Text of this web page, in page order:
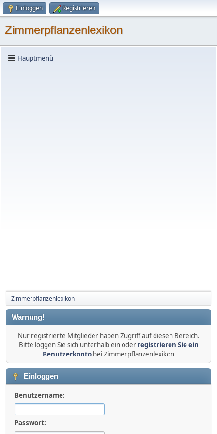
Einloggen Registrieren
Zimmerpflanzenlexikon
Hauptmenü
Zimmerpflanzenlexikon
Warnung!
Nur registrierte Mitglieder haben Zugriff auf diesen Bereich.
Bitte loggen Sie sich unterhalb ein oder registrieren Sie ein
Benutzerkonto bei Zimmerpflanzenlexikon
Einloggen
Benutzername:
Passwort: